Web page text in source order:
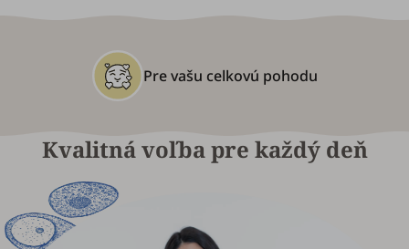
Pre vašu celkovú pohodu
Kvalitná voľba pre každý deň